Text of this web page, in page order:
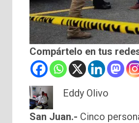
Compártelo en tus
Eddy Olivo
San Juan.- Cinco